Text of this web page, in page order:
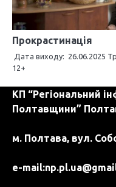
Прокрастинація
Дата виходу: 26.06.2025
12+
КП “Регіональний
Полтавщини”
м. Полтава, вул.
e-mail: